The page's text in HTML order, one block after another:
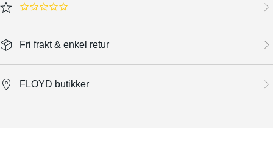
0.0 star rating
Fri frakt & enkel retur
FLOYD butikker